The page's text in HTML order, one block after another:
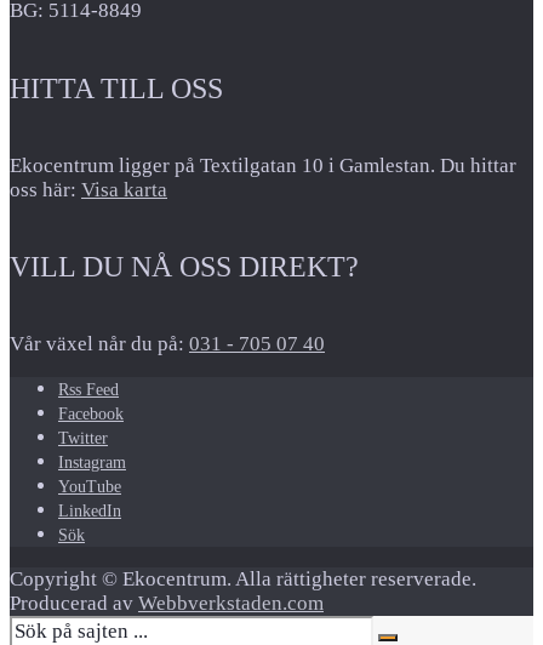
BG: 5114-8849
HITTA TILL OSS
Ekocentrum ligger på Textilgatan 10 i Gamlestan. Du hittar
oss här: Visa karta
VILL DU NÅ OSS DIREKT?
Vår växel når du på: 031 - 705 07 40
Rss Feed
Facebook
Twitter
Instagram
YouTube
LinkedIn
Sök
Copyright © Ekocentrum. Alla rättigheter reserverade.
Producerad av Webbverkstaden.com